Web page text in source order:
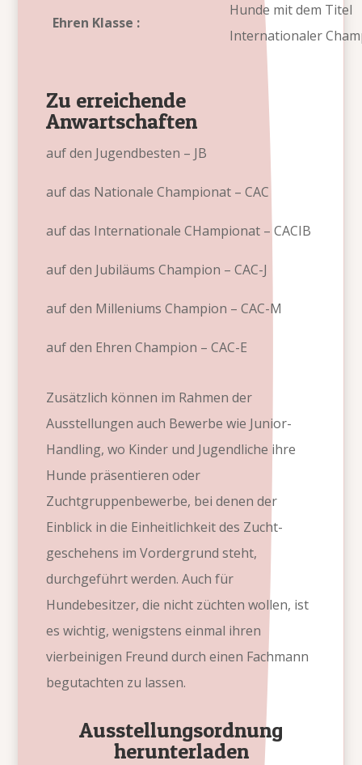
Ehren Klasse :
Hunde mit dem Titel
Internationaler
Zu erreichende
Anwartschaften
auf den Jugendbesten – JB
auf das Nationale Championat – CAC
auf das Internationale CHampionat – CACIB
auf den Jubiläums Champion – CAC-J
auf den Milleniums Champion – CAC-M
auf den Ehren Champion – CAC-E
Zusätzlich können im Rahmen der
Ausstellungen auch Bewerbe wie Junior-
Handling, wo Kinder und Jugendliche ihre
Hunde präsentieren oder
Zuchtgruppenbewerbe, bei denen der
Einblick in die Einheitlichkeit des Zucht-
geschehens im Vordergrund steht,
durchgeführt werden. Auch für
Hundebesitzer, die nicht züchten wollen, ist
es wichtig, wenigstens einmal ihren
vierbeinigen Freund durch einen Fachmann
begutachten zu lassen.
Ausstellungsordnung
herunterladen